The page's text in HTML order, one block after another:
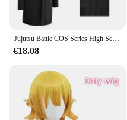
Jujutsu Battle COS Series High School Gojo faldas para mujer cosplay y Anime ropa COS para mujer
€18.08